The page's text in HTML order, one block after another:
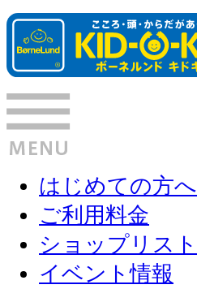
はじめての方へ
ご利用料金
ショップリスト
イベント情報